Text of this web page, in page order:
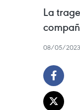
La
08/05/